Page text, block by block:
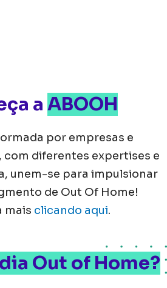
a ABOOH
por empresas e
com diferentes expertises e
unem-se para impulsionar
de Out Of Home!
mais clicando aqui.
Out of Home?